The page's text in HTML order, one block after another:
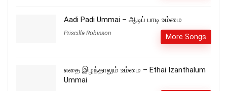
Aadi Padi Ummai – ஆடிப் பாடி உம்மை
Priscilla Robinson More Songs
எதை இழந்தாலும் உம்மை – Ethai Izanthalum
Ummai